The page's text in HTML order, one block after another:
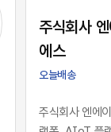
된 기술력과 개
현재의 AI 지
하게 거래되고
게 되었습니다.
다. 경쟁사가
주식회사
에스
오늘배송
주식회사 엔에